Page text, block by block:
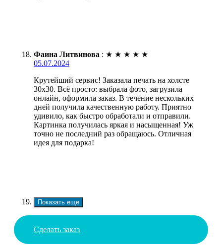
Фаина Литвинова : ★ ★ ★ ★ ★
05.07.2024
Крутейший сервис! Заказала печать на холсте
30х30. Всё просто: выбрала фото, загрузила
онлайн, оформила заказ. В течение нескольких
дней получила качественную работу. Приятно
удивило, как быстро обработали и отправили.
Картинка получилась яркая и насыщенная! Уж
точно не последний раз обращаюсь. Отличная
идея для подарка!
Показать еще
Сделать заказ